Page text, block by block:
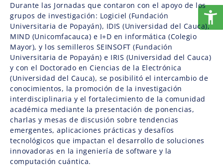
Durante las Jornadas que contaron con el apoyo de los
grupos de investigación: Logiciel (Fundación
Universitaria de Popayán), IDIS (Universidad del Cauca),
MIND (Unicomfacauca) e I+D en informática (Colegio
Mayor), y los semilleros SEINSOFT (Fundación
Universitaria de Popayán) e IRIS (Universidad del Cauca)
y con el Doctorado en Ciencias de la Electrónica
(Universidad del Cauca), se posibilitó el intercambio de
conocimientos, la promoción de la investigación
interdisciplinaria y el fortalecimiento de la comunidad
académica mediante la presentación de ponencias,
charlas y mesas de discusión sobre tendencias
emergentes, aplicaciones prácticas y desafíos
tecnológicos que impactan el desarrollo de soluciones
innovadoras en la ingeniería de software y la
computación cuántica.